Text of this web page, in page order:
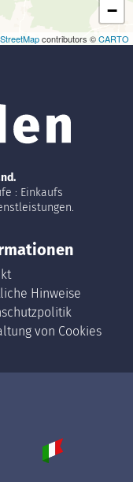
−
contributors ©CARTO
: Einkaufs
Hinweise
von Cookies